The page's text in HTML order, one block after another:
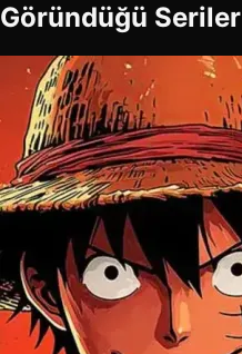
Göründüğü Seriler